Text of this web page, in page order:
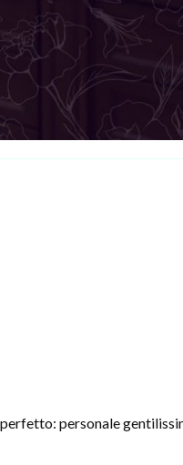
personale